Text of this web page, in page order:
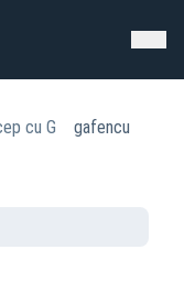
cu G gafencu